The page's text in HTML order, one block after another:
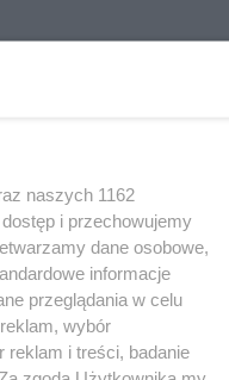
naszych 1162
i przechowujemy
dane osobowe,
informacje
przeglądania w celu
wybór
reklam i treści, badanie